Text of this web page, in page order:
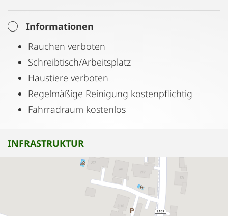
Informationen
Rauchen verboten
Schreibtisch/Arbeitsplatz
Haustiere verboten
Regelmäßige Reinigung kostenpflichtig
Fahrradraum kostenlos
INFRASTRUKTUR